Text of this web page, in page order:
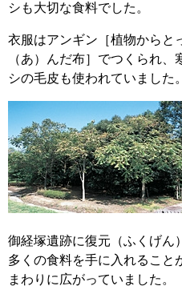
シも大切な食料でした。
衣服はアンギン［植物からと
（あ）んだ布］でつくられ
シの毛皮も使われていました。
御経塚遺跡に復元（ふくげん
多くの食料を手に入れること
まわりに広がっていました。